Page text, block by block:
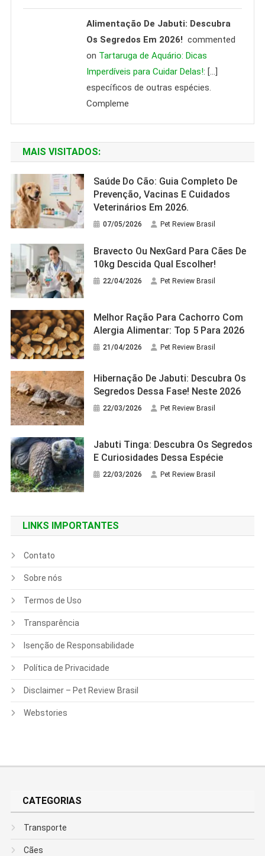
Alimentação De Jabuti: Descubra
Os Segredos Em 2026! commented
on Tartaruga de Aquário: Dicas
Imperdíveis para Cuidar Delas!: […]
específicos de outras espécies.
Compleme
MAIS VISITADOS:
Saúde Do Cão: Guia Completo De
Prevenção, Vacinas E Cuidados
Veterinários Em 2026.
07/05/2026 Pet Review Brasil
Bravecto Ou NexGard Para Cães De
10kg Descida Qual Escolher!
22/04/2026 Pet Review Brasil
Melhor Ração Para Cachorro Com
Alergia Alimentar: Top 5 Para 2026
21/04/2026 Pet Review Brasil
Hibernação De Jabuti: Descubra Os
Segredos Dessa Fase! Neste 2026
22/03/2026 Pet Review Brasil
Jabuti Tinga: Descubra Os Segredos
E Curiosidades Dessa Espécie
22/03/2026 Pet Review Brasil
LINKS IMPORTANTES
Contato
Sobre nós
Termos de Uso
Transparência
Isenção de Responsabilidade
Política de Privacidade
Disclaimer – Pet Review Brasil
Webstories
CATEGORIAS
Transporte
Cães